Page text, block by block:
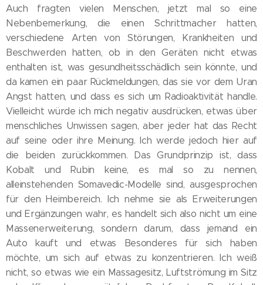
Auch fragten vielen Menschen, jetzt mal so eine
Nebenbemerkung, die einen Schrittmacher hatten,
verschiedene Arten von Störungen, Krankheiten und
Beschwerden hatten, ob in den Geräten nicht etwas
enthalten ist, was gesundheitsschädlich sein könnte, und
da kamen ein paar Rückmeldungen, das sie vor dem Uran
Angst hatten, und dass es sich um Radioaktivität handle.
Vielleicht würde ich mich negativ ausdrücken, etwas über
menschliches Unwissen sagen, aber jeder hat das Recht
auf seine oder ihre Meinung. Ich werde jedoch hier auf
die beiden zurückkommen. Das Grundprinzip ist, dass
Kobalt und Rubin keine, es mal so zu nennen,
alleinstehenden Somavedic-Modelle sind, ausgesprochen
für den Heimbereich. Ich nehme sie als Erweiterungen
und Ergänzungen wahr, es handelt sich also nicht um eine
Massenerweiterung, sondern darum, dass jemand ein
Auto kauft und etwas Besonderes für sich haben
möchte, um sich auf etwas zu konzentrieren. Ich weiß
nicht, so etwas wie ein Massagesitz, Luftströmung im Sitz